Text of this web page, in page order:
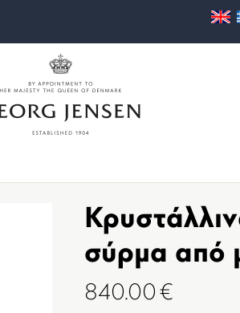
σύρμα από
840.00 €